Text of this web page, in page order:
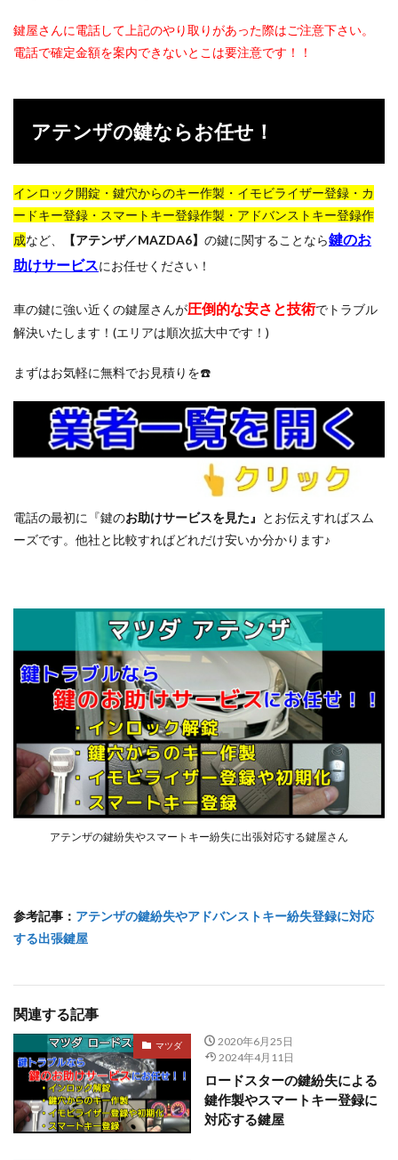
鍵屋さんに電話して上記のやり取りがあった際はご注意下さい。
電話で確定金額を案内できないとこは要注意です！！
アテンザの鍵ならお任せ！
インロック開錠・鍵穴からのキー作製・イモビライザー登録・カ
ードキー登録・スマートキー登録作製・アドバンストキー登録作
成など、 【アテンザ／MAZDA6】 の鍵に関することなら鍵のお
助けサービスにお任せください！
車の鍵に強い近くの鍵屋さんが圧倒的な安さと技術でトラブル
解決いたします！(エリアは順次拡大中です！)
まずはお気軽に無料でお見積りを☎️
電話の最初に『鍵のお助けサービスを見た』 とお伝えすればスム
ーズです。他社と比較すればどれだけ安いか分かります♪
アテンザの鍵紛失やスマートキー紛失に出張対応する鍵屋さん
参考記事： アテンザの鍵紛失やアドバンストキー紛失登録に対応
する出張鍵屋
関連する記事
マツダ
2020年6月25日
2024年4月11日
ロードスターの鍵紛失による
鍵作製やスマートキー登録に
対応する鍵屋